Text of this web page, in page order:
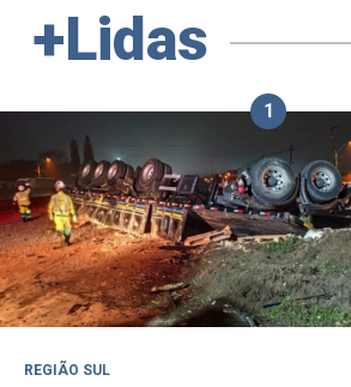
+Lidas
1
REGIÃO SUL